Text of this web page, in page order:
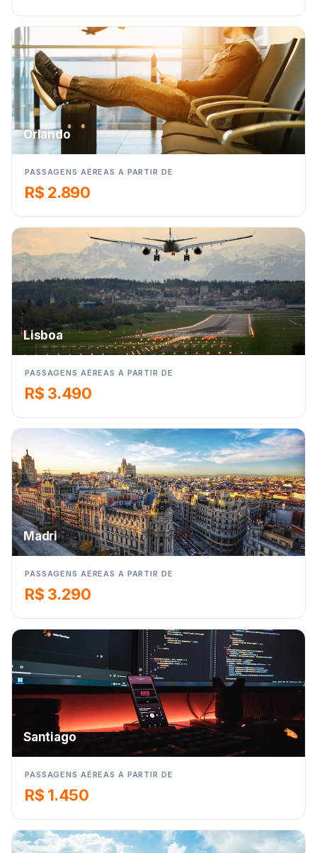
Orlando
PASSAGENS AÉREAS A PARTIR DE
R$ 2.890
Lisboa
PASSAGENS AÉREAS A PARTIR DE
R$ 3.490
Madri
PASSAGENS AÉREAS A PARTIR DE
R$ 3.290
Santiago
PASSAGENS AÉREAS A PARTIR DE
R$ 1.450